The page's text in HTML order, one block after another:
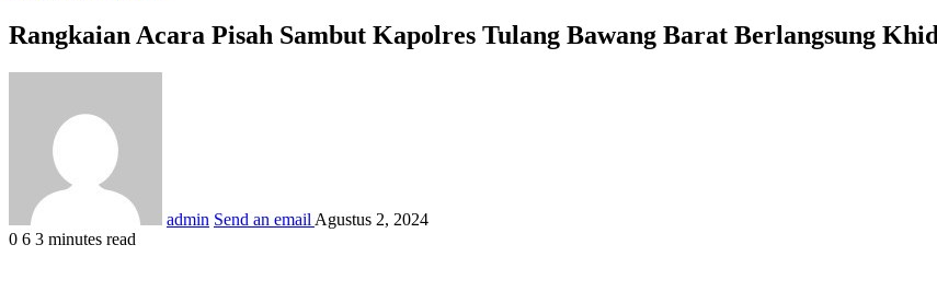
Rangkaian Acara Pisah Sambut Kapolres Tulang Bawang Barat Berlangsung
admin Send an email Agustus 2, 2024
0 6 3 minutes read